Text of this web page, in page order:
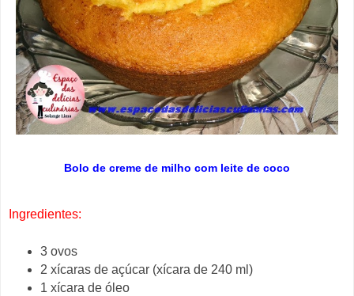
Bolo de creme de milho com leite de coco
Ingredientes:
3 ovos
2 xícaras de açúcar (xícara de 240 ml)
1 xícara de óleo